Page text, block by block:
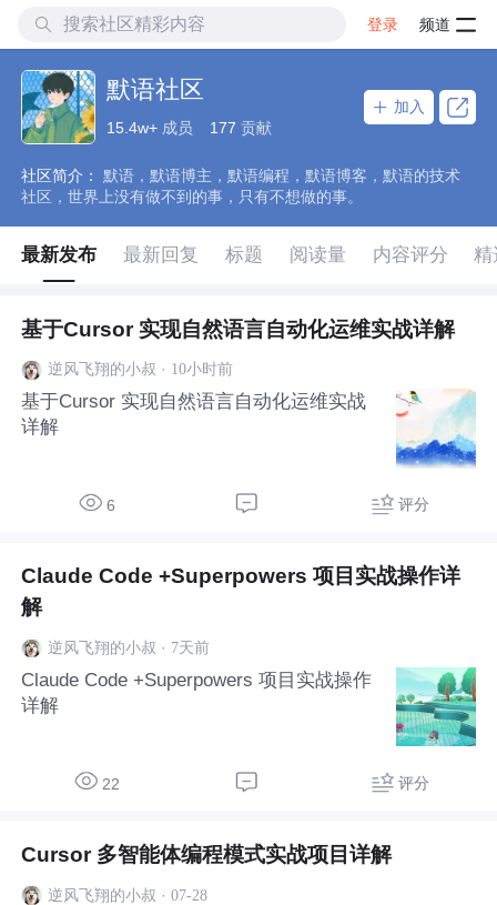
登录 频道
默语社区
15.4w+ 成员 177 贡献
加入
社区简介：
默语，默语博主，默语编程，默语博客，默语的技术
社区，世界上没有做不到的事，只有不想做的事。
最新发布 最新回复 标题 阅读量 内容评分 精
基于Cursor 实现自然语言自动化运维实战详解
逆风飞翔的小叔 · 10小时前
基于Cursor 实现自然语言自动化运维实战
详解
6 评分
Claude Code +Superpowers 项目实战操作详
解
逆风飞翔的小叔 · 7天前
Claude Code +Superpowers 项目实战操作
详解
22 评分
Cursor 多智能体编程模式实战项目详解
逆风飞翔的小叔 · 07-28